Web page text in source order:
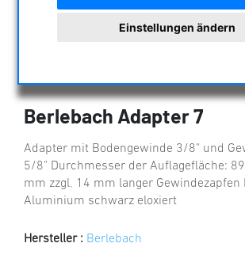
Einstellungen ändern
Berlebach Adapter 7
Adapter mit Bodengewinde 3/8" und
5/8" Durchmesser der Auflagefläche:
mm zzgl. 14 mm langer Gewindezapfen
Aluminium schwarz eloxiert
Hersteller : Berlebach